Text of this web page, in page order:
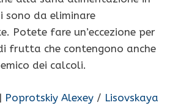
sono da eliminare
Potete fare un’eccezione per
frutta che contengono anche
dei calcoli.
Poprotskiy Alexey / Lisovskaya